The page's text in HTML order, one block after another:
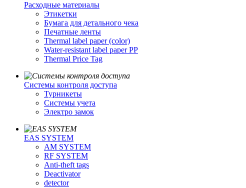
Расходные материалы
Этикетки
Бумага для детального чека
Печатные ленты
Thermal label paper (color)
Water-resistant label paper PP
Thermal Price Tag
Системы контроля доступа
Турникеты
Cистемы учета
Электро замок
EAS SYSTEM
AM SYSTEM
RF SYSTEM
Anti-theft tags
Deactivator
detector